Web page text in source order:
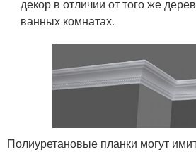
декор в отличии от того же
ванных комнатах.
Полиуретановые планки могут